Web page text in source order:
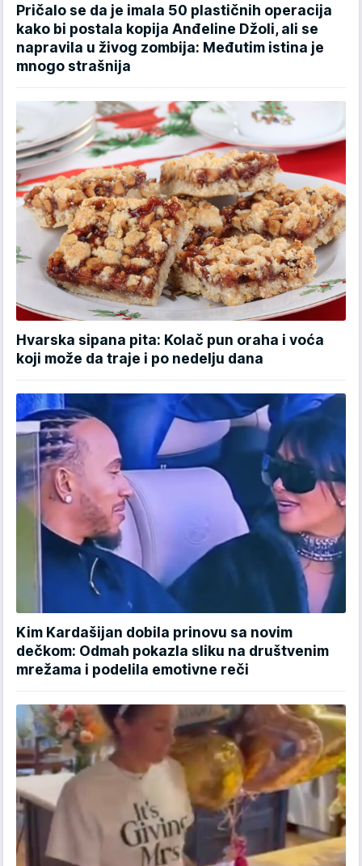
Pričalo se da je imala 50 plastičnih operacija
kako bi postala kopija Anđeline Džoli, ali se
napravila u živog zombija: Međutim istina je
mnogo strašnija
Hvarska sipana pita: Kolač pun oraha i voća
koji može da traje i po nedelju dana
Kim Kardašijan dobila prinovu sa novim
dečkom: Odmah pokazla sliku na društvenim
mrežama i podelila emotivne reči